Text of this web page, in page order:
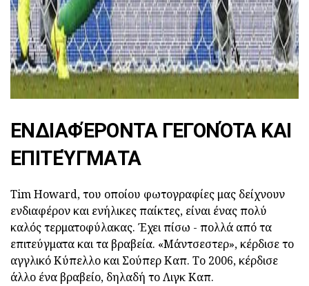
ΕΝΔΙΑΦΈΡΟΝΤΑ ΓΕΓΟΝΌΤΑ ΚΑΙ
ΕΠΙΤΕΎΓΜΑΤΑ
Tim Howard, του οποίου φωτογραφίες μας δείχνουν
ενδιαφέρον και ενήλικες παίκτες, είναι ένας πολύ
καλός τερματοφύλακας. Έχει πίσω - πολλά από τα
επιτεύγματα και τα βραβεία. «Μάντσεστερ», κέρδισε το
αγγλικό Κύπελλο και Σούπερ Καπ. Το 2006, κέρδισε
άλλο ένα βραβείο, δηλαδή το Λιγκ Καπ.